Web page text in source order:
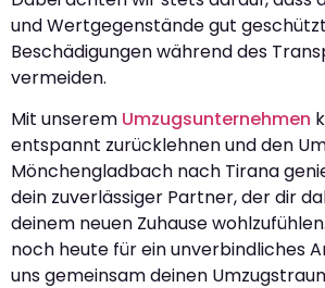
und Wertgegenstände gut
Beschädigungen während des
vermeiden.
Mit unserem Umzugsunternehmen
entspannt zurücklehnen und den
Mönchengladbach nach Tirana
dein zuverlässiger Partner, der dir
deinem neuen Zuhause
noch heute für ein unverbindliches
uns gemeinsam deinen